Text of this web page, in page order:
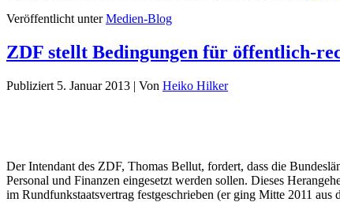
Veröffentlicht unter Medien-Blog
ZDF stellt Bedingungen für öffentlich-
Publiziert 5. Januar 2013 | Von Heiko Hilker
Der Intendant des ZDF, Thomas Bellut, fordert, dass die
Personal und Finanzen eingesetzt werden sollen. Dieses
im Rundfunkstaatsvertrag festgeschrieben (er ging Mitte 2011